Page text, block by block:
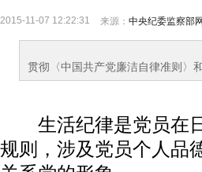
2015-11-07 12:22:31 来源： 中央纪委监察部
贯彻〈中国共产党廉洁自律准则〉
律处分条例〉
生活纪律是党员在日
规则，涉及党员个人品